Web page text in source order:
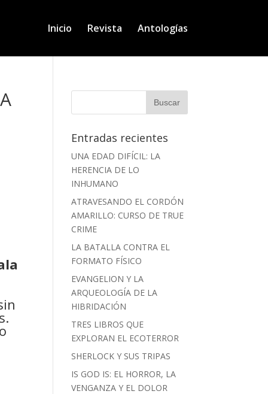
Inicio Revista Antologías
Entradas recientes
UNA EDAD DIFÍCIL: LA
HERENCIA DE LO
INHUMANO
ATRAVESANDO EL CORDÓN
AMARILLO: CURSO DE TRUE
CRIME
LA BATALLA CONTRA EL
FORMATO FÍSICO
EVANGELION Y LA
ARQUEOLOGÍA DE LA
HIBRIDACIÓN
TRES LIBROS QUE
EXPLORAN EL ECOTERROR
SHERLOCK Y SUS TRIPAS
IS GOD IS: EL HORROR, LA
VENGANZA Y EL DOLOR